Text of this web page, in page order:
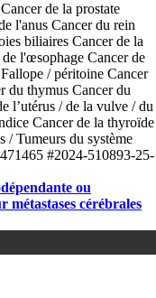
Cancer de la prostate
l'anus Cancer du rein
biliaires Cancer de la
de l'œsophage Cancer de
/ péritoine Cancer
du thymus Cancer du
l’utérus / de la vulve / du
Cancer de la thyroïde
/ Tumeurs du système
#2024-510893-25-
ou
cérébrales